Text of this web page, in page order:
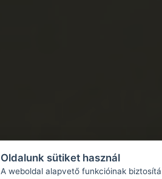
Oldalunk sütiket használ
A weboldal alapvető funkcióinak